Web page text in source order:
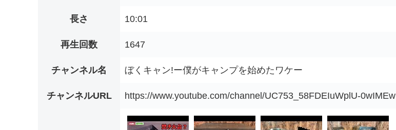
長さ 10:01
再生回数 1647
チャンネル名 ぼくキャン!ー僕がキャンプを始めたワケー
チャンネルURL https://www.youtube.com/channel/UC753_58FDEIuWplU-0wIMEw